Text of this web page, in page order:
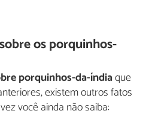
os porquinhos-
porquinhos-da-índiaque
existem outros fatos
você ainda não saiba: